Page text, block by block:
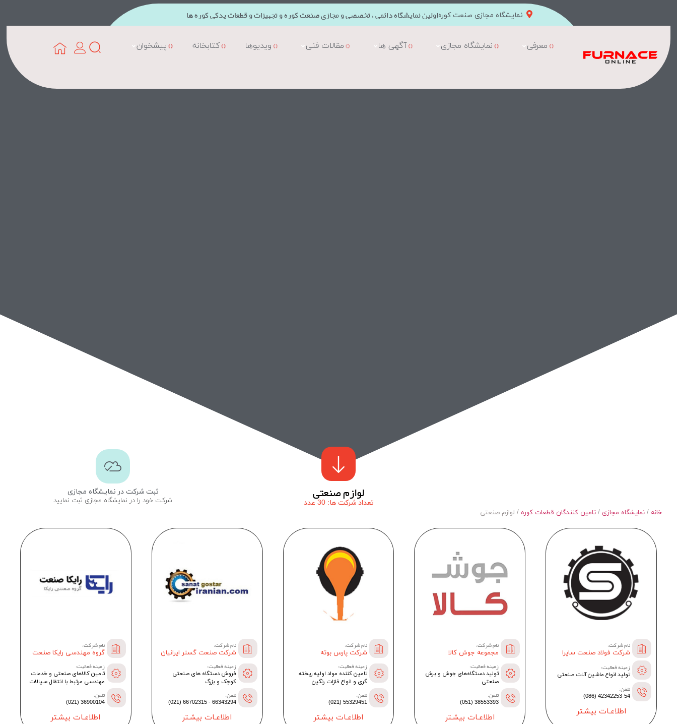
نمایشگاه مجازی صنعت کورهاولین نمایشگاه دائمی ، تخصصی و مجازی صنعت کوره و تجهیزات و قطعات یدکی کوره ها
معرفی نمایشگاه مجازی آگهی ها مقالات فنی ویدیوها کتابخانه پیشخوان
لوازم صنعتی
تعداد شرکت ها: 30 عدد
ثبت شرکت در نمایشگاه مجازی
شرکت خود را در نمایشگاه مجازی ثبت نمایید
خانه / نمایشگاه مجازی / تامین کنندگان قطعات کوره / لوازم صنعتی
نام شرکت:
شرکت فولاد صنعت ساپرا
زمینه فعالیت:
تولید انواع ماشین آلات صنعتی
تلفن:
42342253-54 (086)
اطلاعـات بیشـتر
نام شرکت:
مجموعه جوش کالا
زمینه فعالیت:
تولید دستگاه‌های جوش و برش
صنعتی
تلفن:
38553393 (051)
اطلاعـات بیشـتر
نام شرکت:
شرکت پارس بوته
زمینه فعالیت:
تامین کننده مواد اولیه ریخته
گری و انواع فلزات رنگین
تلفن:
55329451 (021)
اطلاعـات بیشـتر
نام شرکت:
شرکت صنعت گستر ایرانیان
زمینه فعالیت:
فروش دستگاه های صنعتی
کوچک و بزرگ
تلفن:
66343294 - 66702315 (021)
اطلاعـات بیشـتر
نام شرکت:
گروه مهندسی رایکا صنعت
زمینه فعالیت:
تامین کالاهای صنعتی و خدمات
مهندسی مرتبط با انتقال سیالات
تلفن:
36900104 (021)
اطلاعـات بیشـتر